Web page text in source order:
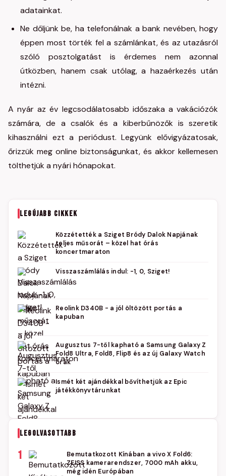
adatainkat.
Ne dőljünk be, ha telefonálnak a bank nevében, hogy
éppen most törték fel a számlánkat, és az utazásról
szóló posztolgatást is érdemes nem azonnal
útközben, hanem csak utólag, a hazaérkezés után
intézni.
A nyár az év legcsodálatosabb időszaka a vakációzók
számára, de a csalók és a kiberbűnözők is szeretik
kihasználni ezt a periódust. Legyünk elővigyázatosak,
őrizzük meg online biztonságunkat, és akkor kellemesen
tölthetjük a nyári hónapokat.
LEGÚJABB CIKKEK
Közzétették a Sziget Bródy Dalok Napjának
teljes műsorát – közel hat órás
koncertmaraton
Visszaszámlálás indul: -1, 0, Sziget!
Reolink D340B - a jól öltözött portás a
kapuban
Augusztus 7-től kapható a Samsung Galaxy Z
Fold8 Ultra, Fold8, Flip8 és az új Galaxy Watch
órák
Ismét két ajándékkal bővíthetjük az Epic
játékkönyvtárunkat
LEGOLVASOTTABB
1
Bemutatkozott Kínában a vivo X Fold6:
ZEISS kamerarendszer, 7000 mAh akku,
még idén Európában